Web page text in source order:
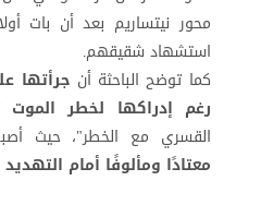
محور نيتساريم بعد أن بات
استشهاد شقيقهم.
كما توضح الباحثة أن جرأتها
رغم إدراكها لخطر الموت
القسري مع الخطر"، حيث
معتادًا ومألوفًا أمام